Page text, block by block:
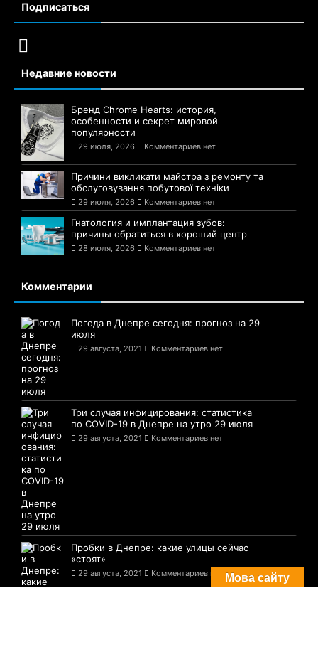
Подписаться
Недавние новости
Бренд Chrome Hearts: история,
особенности и секрет мировой
популярности
29 июля, 2026 Комментариев нет
Причини викликати майстра з ремонту та
обслуговування побутової техніки
29 июля, 2026 Комментариев нет
Гнатология и имплантация зубов:
причины обратиться в хороший центр
28 июля, 2026 Комментариев нет
Комментарии
Погода в Днепре сегодня: прогноз на 29
июля
29 августа, 2021 Комментариев нет
Три случая инфицирования: статистика
по COVID-19 в Днепре на утро 29 июля
29 августа, 2021 Комментариев нет
Пробки в Днепре: какие улицы сейчас
«стоят»
29 августа, 2021 Комментариев нет Мова сайту